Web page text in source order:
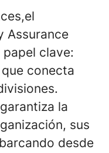
Assurance
papel clave:
conecta
la
sus
desde